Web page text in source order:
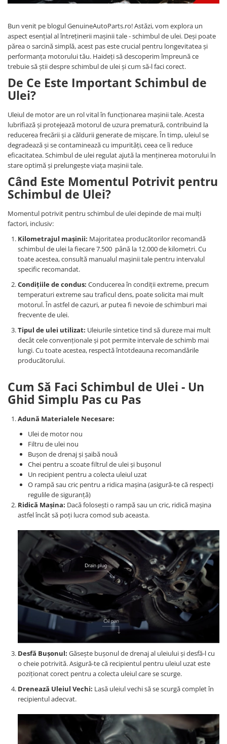
SAE 40
0W-16
0W-20
0W-30
0W-40
5W-20
5W-40
5W-50
10W-20
10W-30
10W-40
10W-50
10W-60
15W-40
15W-50
20W-50
20W-60
SAE30
Uleiuri hidraulice
Gradina
Kit distributie lant BMW
Admisie aer
Filtre
Accesorii filtre
Filtre ulei
Filtre aer
Filtre habitaclu
Filtre hidraulice
Filtre uscator
Filtre aditivi
Filtre agent racire
Pachete revizie
Janta 10''
Janta 11''
Janta 12''
Janta 13''
Janta 15''
Janta 16''
Janta 17''
Janta 18''
Janta 19''
Janta 21''
Transmisie
Lanturi de transmisie
Kit lant
Foaie/ pinion spate
Pinion fata
Pipe si fise bujii
Bujii
Electrica
Incarcatoar acumulator baterie
Incarcatoare acumulator baterie
Semnalizare
BMW Motorrad
Consumabile BMW Motorrad
Uleiuri si lichide moto
Ulei moto
Ulei transmisie moto
Curatare si intretinere lant moto
Antigel moto
Aditivi moto
Lichid de frana
Vaselina si spray-uri tehnice moto
Filtre moto
Filtru combustibil
Buson golire ulei
Filtru ulei moto
Filtru aer moto
Intretinere si curatare filtre moto
Intretinere moto
Intretinere echipament moto
Curatare moto
Covor moto
Accesorii moto
Antifurt
Genti bagaje moto
Huse moto
Suporti si kituri montaj topcase
Suporti si placi prindere
Covorase auto
Huse scaune auto
Huse volan
Produse sezoniere
Siguranta auto
Tavite auto portbagaj
Curatare geamuri
Chedere si cauciuc
Tapiterie
Curatare jante si anvelope
Intretinere interior
Bureti, Lavete, Accesorii
Odorizanti auto
Lichid parbriz
Odorizanti auto
Diverse solutii chimice
Spray-uri tehnice
Incalzitoare, sobe cu ulei ars
Bun venit pe blogul GenuineAutoParts.ro! Astăzi, vom explora un
aspect esențial al întreținerii mașinii tale - schimbul de ulei. Deși poate
părea o sarcină simplă, acest pas este crucial pentru longevitatea și
performanța motorului tău. Haideți să descoperim împreună ce
trebuie să știi despre schimbul de ulei și cum să-l faci corect.
De Ce Este Important Schimbul de
Ulei?
Uleiul de motor are un rol vital în funcționarea mașinii tale. Acesta
lubrifiază și protejează motorul de uzura prematură, contribuind la
reducerea frecării și a căldurii generate de mișcare. În timp, uleiul se
degradează și se contaminează cu impurități, ceea ce îi reduce
eficacitatea. Schimbul de ulei regulat ajută la menținerea motorului în
stare optimă și prelungește viața mașinii tale.
Când Este Momentul Potrivit pentru
Schimbul de Ulei?
Momentul potrivit pentru schimbul de ulei depinde de mai mulți
factori, inclusiv:
Kilometrajul mașinii: Majoritatea producătorilor recomandă
schimbul de ulei la fiecare 7.500 până la 12.000 de kilometri. Cu
toate acestea, consultă manualul mașinii tale pentru intervalul
specific recomandat.
Condițiile de condus: Conducerea în condiții extreme, precum
temperaturi extreme sau traficul dens, poate solicita mai mult
motorul. În astfel de cazuri, ar putea fi nevoie de schimburi mai
frecvente de ulei.
Tipul de ulei utilizat: Uleiurile sintetice tind să dureze mai mult
decât cele convenționale și pot permite intervale de schimb mai
lungi. Cu toate acestea, respectă întotdeauna recomandările
producătorului.
Cum Să Faci Schimbul de Ulei - Un
Ghid Simplu Pas cu Pas
Adună Materialele Necesare:
Ulei de motor nou
Filtru de ulei nou
Bușon de drenaj și șaibă nouă
Chei pentru a scoate filtrul de ulei și bușonul
Un recipient pentru a colecta uleiul uzat
O rampă sau cric pentru a ridica mașina (asigură-te că respecți
regulile de siguranță)
Ridică Mașina: Dacă folosești o rampă sau un cric, ridică mașina
astfel încât să poți lucra comod sub aceasta.
Desfă Bușonul: Găsește bușonul de drenaj al uleiului și desfă-l cu
o cheie potrivită. Asigură-te că recipientul pentru uleiul uzat este
poziționat corect pentru a colecta uleiul care se scurge.
Drenează Uleiul Vechi: Lasă uleiul vechi să se scurgă complet în
recipientul adecvat.